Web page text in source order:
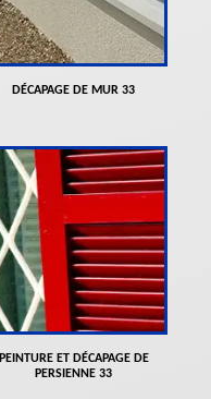
DÉCAPAGE DE MUR 33
PEINTURE ET DÉCAPAGE DE
PERSIENNE 33